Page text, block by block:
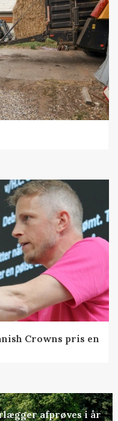
Crowns pris en
afprøves i år